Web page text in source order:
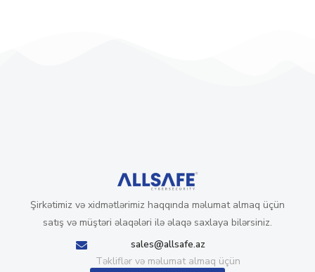
Şirkətimiz və xidmətlərimiz haqqında məlumat almaq üçün
satış və müştəri əlaqələri ilə əlaqə saxlaya bilərsiniz.
sales@allsafe.az
Təkliflər və məlumat almaq üçün